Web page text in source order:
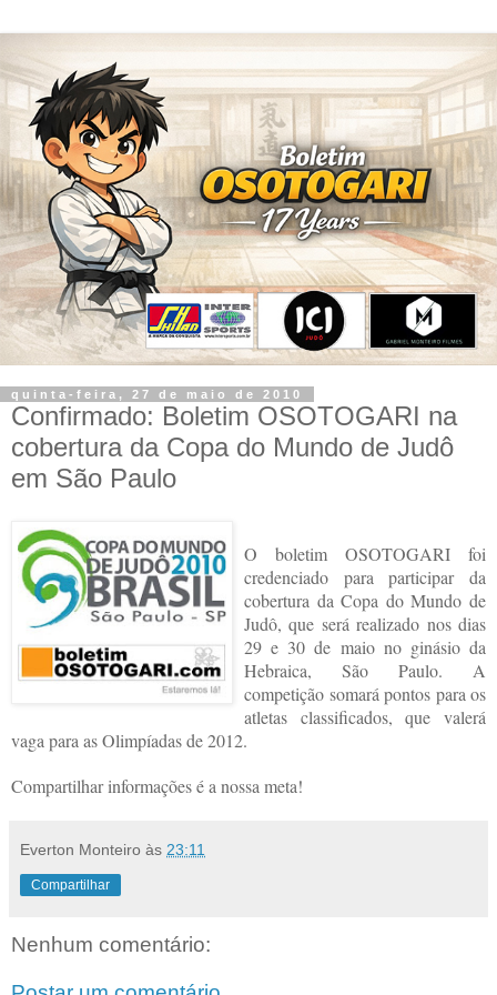
quinta-feira, 27 de maio de 2010
Confirmado: Boletim OSOTOGARI na
cobertura da Copa do Mundo de Judô
em São Paulo
O boletim OSOTOGARI foi
credenciado para participar da
cobertura da Copa do Mundo de
Judô, que será realizado nos dias
29 e 30 de maio no ginásio da
Hebraica, São Paulo. A
competição somará pontos para os
atletas classificados, que valerá
vaga para as Olimpíadas de 2012.
Compartilhar informações é a nossa meta!
Everton Monteiro às 23:11
Compartilhar
Nenhum comentário: